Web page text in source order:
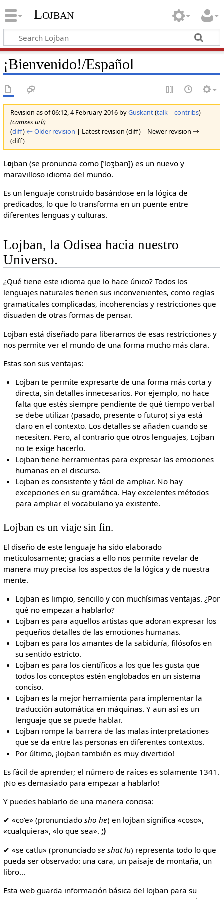
Lojban
¡Bienvenido!/Español
Revision as of 06:12, 4 February 2016 byGuskant(talk| contribs)
(camxes urli)
(diff) ← Older revision | Latest revision (diff) | Newer revision →
(diff)
Lojban (se pronuncia como [ˈloʒban]) es un nuevo y
maravilloso idioma del mundo.
Es un lenguaje construido basándose en la lógica de
predicados, lo que lo transforma en un puente entre
diferentes lenguas y culturas.
Lojban, la Odisea hacia nuestro
Universo.
¿Qué tiene este idioma que lo hace único? Todos los
lenguajes naturales tienen sus inconvenientes, como reglas
gramaticales complicadas, incoherencias y restricciones que
disuaden de otras formas de pensar.
Lojban está diseñado para liberarnos de esas restricciones y
nos permite ver el mundo de una forma mucho más clara.
Estas son sus ventajas:
Lojban te permite expresarte de una forma más corta y
directa, sin detalles innecesarios. Por ejemplo, no hace
falta que estés siempre pendiente de qué tiempo verbal
se debe utilizar (pasado, presente o futuro) si ya está
claro en el contexto. Los detalles se añaden cuando se
necesiten. Pero, al contrario que otros lenguajes, Lojban
no te exige hacerlo.
Lojban tiene herramientas para expresar las emociones
humanas en el discurso.
Lojban es consistente y fácil de ampliar. No hay
excepciones en su gramática. Hay excelentes métodos
para ampliar el vocabulario ya existente.
Lojban es un viaje sin fin.
El diseño de este lenguaje ha sido elaborado
meticulosamente; gracias a ello nos permite revelar de
manera muy precisa los aspectos de la lógica y de nuestra
mente.
Lojban es limpio, sencillo y con muchísimas ventajas. ¿Por
qué no empezar a hablarlo?
Lojban es para aquellos artistas que adoran expresar los
pequeños detalles de las emociones humanas.
Lojban es para los amantes de la sabiduría, filósofos en
su sentido estricto.
Lojban es para los científicos a los que les gusta que
todos los conceptos estén englobados en un sistema
conciso.
Lojban es la mejor herramienta para implementar la
traducción automática en máquinas. Y aun así es un
lenguaje que se puede hablar.
Lojban rompe la barrera de las malas interpretaciones
que se da entre las personas en diferentes contextos.
Por último, ¡lojban también es muy divertido!
Es fácil de aprender; el número de raíces es solamente 1341.
¡No es demasiado para empezar a hablarlo!
Y puedes hablarlo de una manera concisa:
✔ «co'e» (pronunciado sho he) en lojban significa «coso»,
«cualquiera», «lo que sea». ;)
✔ «se catlu» (pronunciado se shat lu) representa todo lo que
pueda ser observado: una cara, un paisaje de montaña, un
libro...
Esta web guarda información básica del lojban para su